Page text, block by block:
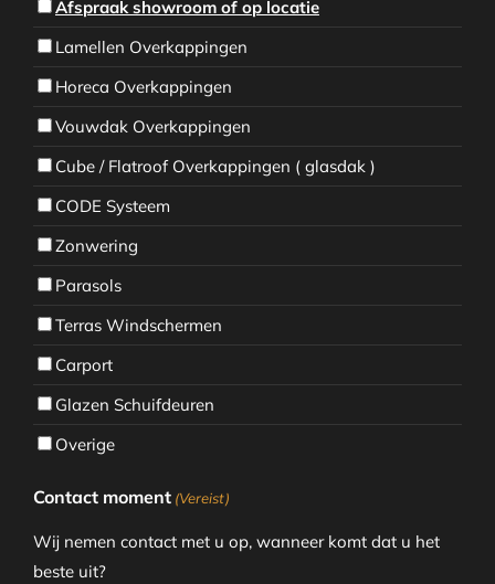
Afspraak showroom of op locatie
Lamellen Overkappingen
Horeca Overkappingen
Vouwdak Overkappingen
Cube / Flatroof Overkappingen ( glasdak )
CODE Systeem
Zonwering
Parasols
Terras Windschermen
Carport
Glazen Schuifdeuren
Overige
Contact moment (Vereist)
Wij nemen contact met u op, wanneer komt dat u het
beste uit?